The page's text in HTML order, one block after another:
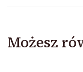
Możesz